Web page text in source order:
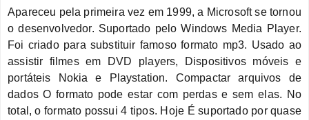
Apareceu pela primeira vez em 1999, a Microsoft se tornou
o desenvolvedor. Suportado pelo Windows Media Player.
Foi criado para substituir famoso formato mp3. Usado ao
assistir filmes em DVD players, Dispositivos móveis e
portáteis Nokia e Playstation. Compactar arquivos de
dados O formato pode estar com perdas e sem elas. No
total, o formato possui 4 tipos. Hoje É suportado por quase